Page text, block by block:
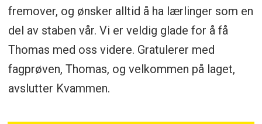
fremover, og ønsker alltid å ha lærlinger som en
del av staben vår. Vi er veldig glade for å få
Thomas med oss videre. Gratulerer med
fagprøven, Thomas, og velkommen på laget,
avslutter Kvammen.